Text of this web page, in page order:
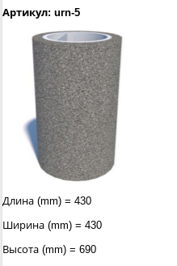
Артикул: urn-5
Длина (mm) = 430
Ширина (mm) = 430
Высота (mm) = 690